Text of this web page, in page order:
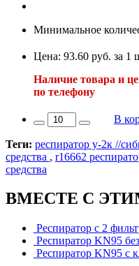
Минимальное
Цена: 93.60 руб. за 1
Наличие товара и
по телефону
В
Теги: респиратор у-2к //
средства , r16662
средства
ВМЕСТЕ С
Респиратор с 2
Респиратор KN95
Респиратор KN95 с